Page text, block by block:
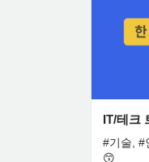
IT/테크
#기술, #
😙